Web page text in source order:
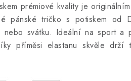
prémiové kvality je
pánské tričko s potiskem od
nebo svátku. Ideální na sport a
příměsi elastanu skvěle